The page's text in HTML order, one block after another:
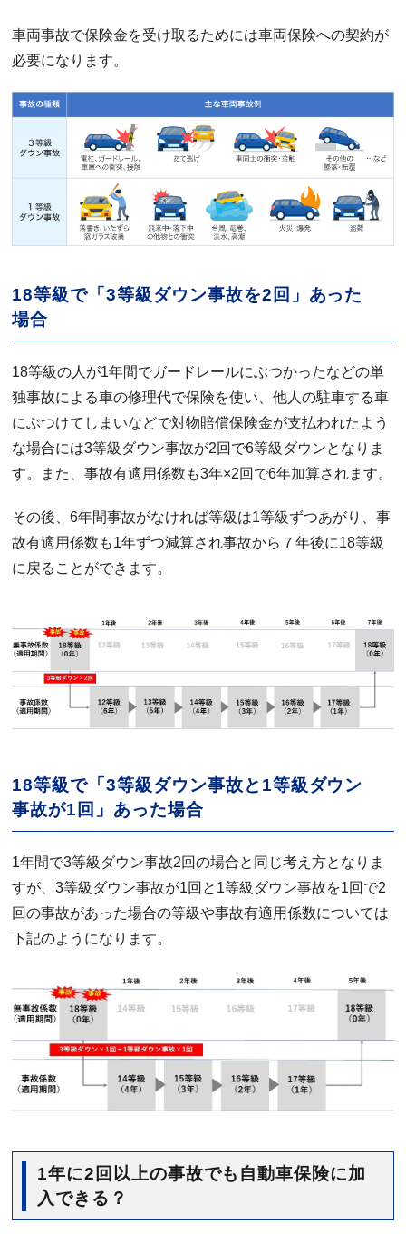
車両事故で保険金を受け取るためには車両保険への契約が
必要になります。
18等級で「3等級ダウン事故を2回」あった
場合
18等級の人が1年間でガードレールにぶつかったなどの単
独事故による車の修理代で保険を使い、他人の駐車する車
にぶつけてしまいなどで対物賠償保険金が支払われたよう
な場合には3等級ダウン事故が2回で6等級ダウンとなりま
す。また、事故有適用係数も3年×2回で6年加算されます。
その後、6年間事故がなければ等級は1等級ずつあがり、事
故有適用係数も1年ずつ減算され事故から７年後に18等級
に戻ることができます。
18等級で「3等級ダウン事故と1等級ダウン
事故が1回」あった場合
1年間で3等級ダウン事故2回の場合と同じ考え方となりま
すが、3等級ダウン事故が1回と1等級ダウン事故を1回で2
回の事故があった場合の等級や事故有適用係数については
下記のようになります。
1年に2回以上の事故でも自動車保険に加
入できる？